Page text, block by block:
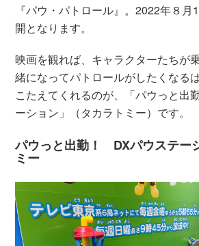
『パウ・パトロール』。2022年８
開となります。
映画を観れば、キャラクターたちが
緒になってパトロールがしたくなる
こたえてくれるのが、「パウっと
ーション」（タカラトミー）です。
パウっと出勤！ DXパウステー
ミー